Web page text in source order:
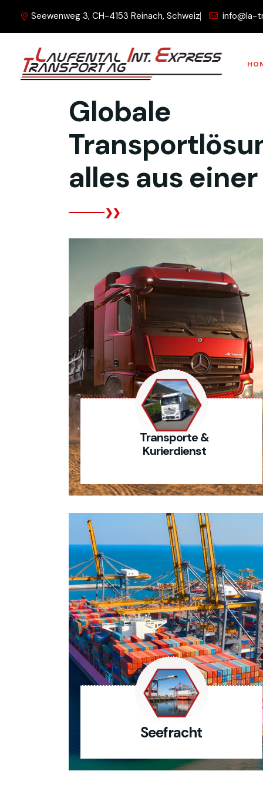
Seewenweg 3, CH-4153 Reinach, Schweiz info@la-
Globale
alles aus
Transporte &
Kurierdienst
Seefracht